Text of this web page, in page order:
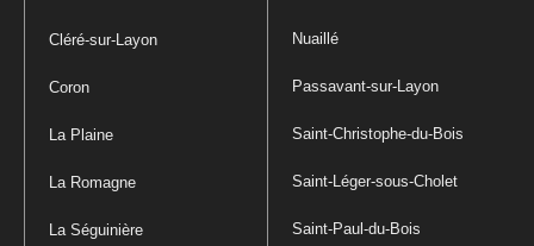
Cléré-sur-Layon
Coron
La Plaine
La Romagne
La Séguinière
Nuaillé
Passavant-sur-Layon
Saint-Christophe-du-Bois
Saint-Léger-sous-Cholet
Saint-Paul-du-Bois